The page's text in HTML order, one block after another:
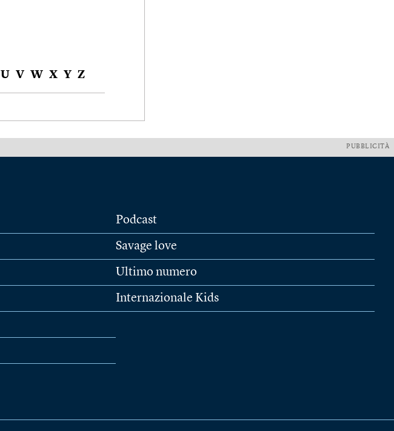
U V W X Y Z
PUBBLICITÀ
Podcast
Savage love
Ultimo numero
Internazionale Kids